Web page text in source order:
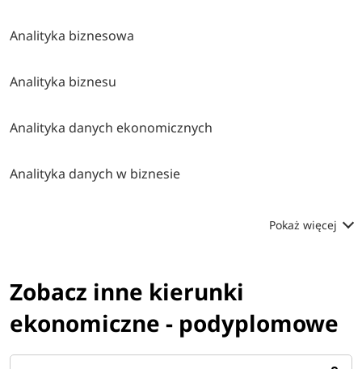
Analityka biznesowa
Analityka biznesu
Analityka danych ekonomicznych
Analityka danych w biznesie
Pokaż więcej
Zobacz inne kierunki
ekonomiczne - podyplomowe